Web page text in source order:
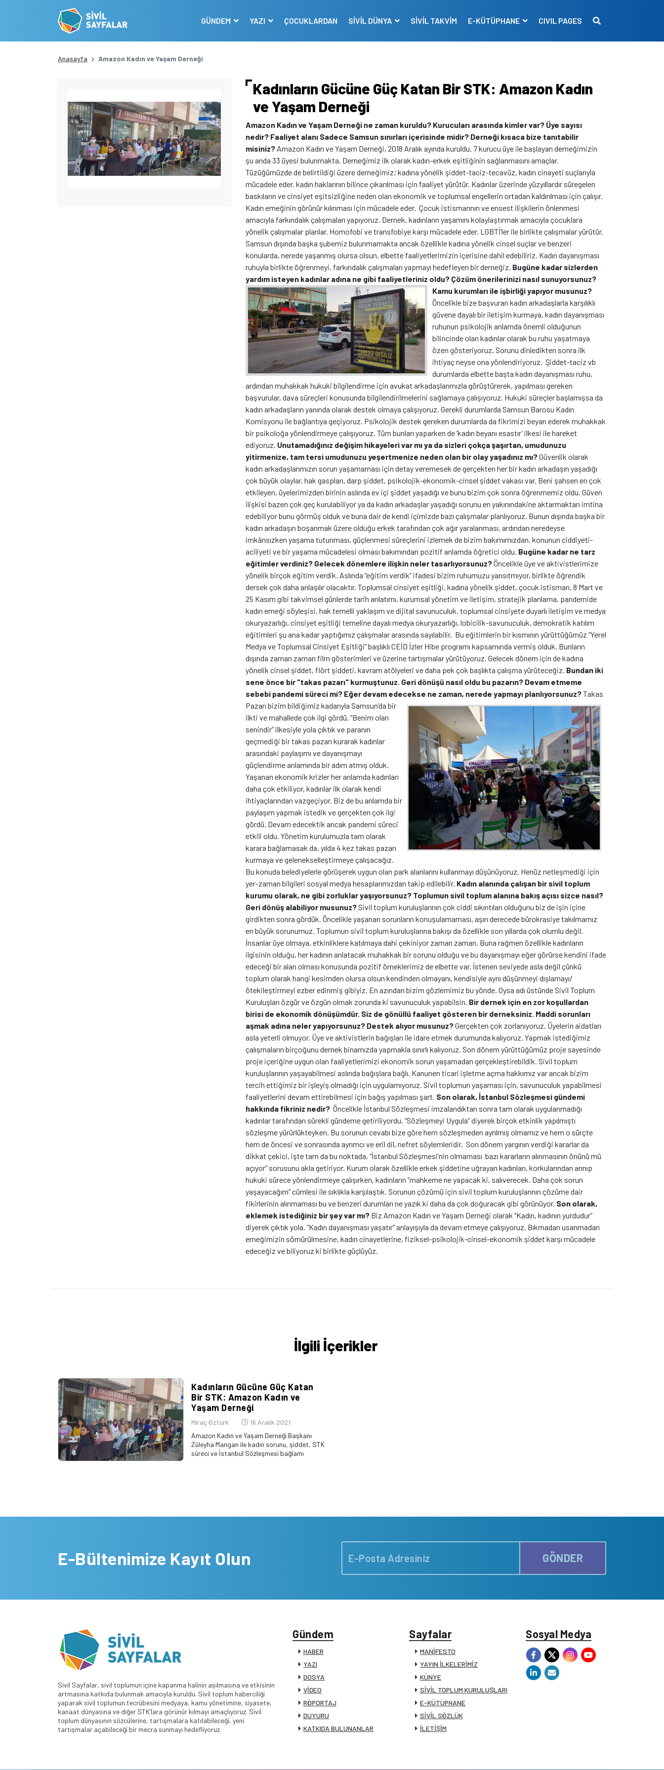
GÜNDEM YAZI ÇOCUKLARDAN SİVİL DÜNYA SİVİL TAKVİM E-KÜTÜPHANE CIVIL PAGES
Anasayfa Amazon Kadın ve Yaşam Derneği
Kadınların Gücüne Güç Katan Bir STK: Amazon Kadın
ve Yaşam Derneği
Amazon Kadın ve Yaşam Derneği ne zaman kuruldu? Kurucuları arasında kimler var? Üye sayısı
nedir? Faaliyet alanı Sadece Samsun sınırları içerisinde midir? Derneği kısaca bize tanıtabilir
misiniz? Amazon Kadın ve Yaşam Derneği, 2018 Aralık ayında kuruldu. 7 kurucu üye ile başlayan derneğimizin
şu anda 33 üyesi bulunmakta. Derneğimiz ilk olarak kadın-erkek eşitliğinin sağlanmasını amaçlar.
Tüzüğümüzde de belirtildiği üzere derneğimiz; kadına yönelik şiddet-taciz-tecavüz, kadın cinayeti suçlarıyla
mücadele eder, kadın haklarının bilince çıkarılması için faaliyet yürütür. Kadınlar üzerinde yüzyıllardır süregelen
baskıların ve cinsiyet eşitsizliğine neden olan ekonomik ve toplumsal engellerin ortadan kaldırılması için çalışır.
Kadın emeğinin görünür kılınması için mücadele eder. Çocuk istismarının ve ensest ilişkilerin önlenmesi
amacıyla farkındalık çalışmaları yapıyoruz. Dernek, kadınların yaşamını kolaylaştırmak amacıyla çocuklara
yönelik çalışmalar planlar. Homofobi ve transfobiye karşı mücadele eder. LGBTİ’ler ile birlikte çalışmalar yürütür.
Samsun dışında başka şubemiz bulunmamakta ancak özellikle kadına yönelik cinsel suçlar ve benzeri
konularda, nerede yaşanmış olursa olsun, elbette faaliyetlerimizin içerisine dahil edebiliriz. Kadın dayanışması
ruhuyla birlikte öğrenmeyi, farkındalık çalışmaları yapmayı hedefleyen bir derneğiz. Bugüne kadar sizlerden
yardım isteyen kadınlar adına ne gibi faaliyetleriniz oldu? Çözüm önerilerinizi nasıl sunuyorsunuz?
Kamu kurumları ile işbirliği yapıyor musunuz?
Öncelikle bize başvuran kadın arkadaşlarla karşılıklı
güvene dayalı bir iletişim kurmaya, kadın dayanışması
ruhunun psikolojik anlamda önemli olduğunun
bilincinde olan kadınlar olarak bu ruhu yaşatmaya
özen gösteriyoruz. Sorunu dinledikten sonra ilk
ihtiyaç neyse ona yönlendiriyoruz. Şiddet-taciz vb
durumlarda elbette başta kadın dayanışması ruhu,
ardından muhakkak hukuki bilgilendirme için avukat arkadaşlarımızla görüştürerek, yapılması gereken
başvurular, dava süreçleri konusunda bilgilendirilmelerini sağlamaya çalışıyoruz. Hukuki süreçler başlamışsa da
kadın arkadaşların yanında olarak destek olmaya çalışıyoruz. Gerekli durumlarda Samsun Barosu Kadın
Komisyonu ile bağlantıya geçiyoruz. Psikolojik destek gereken durumlarda da fikrimizi beyan ederek muhakkak
bir psikoloğa yönlendirmeye çalışıyoruz. Tüm bunları yaparken de ‘kadın beyanı esastır’ ilkesi ile hareket
ediyoruz. Unutamadığınız değişim hikayeleri var mı ya da sizleri çokça şaşırtan, umudunuzu
yitirmenize, tam tersi umudunuzu yeşertmenize neden olan bir olay yaşadınız mı?Güvenlik olarak
kadın arkadaşlarımızın sorun yaşamaması için detay veremesek de gerçekten her bir kadın arkadaşın yaşadığı
çok büyük olaylar, hak gaspları, darp şiddet, psikolojik-ekonomik-cinsel şiddet vakası var. Beni şahsen en çok
etkileyen, üyelerimizden birinin aslında ev içi şiddet yaşadığı ve bunu bizim çok sonra öğrenmemiz oldu. Güven
ilişkisi bazen çok geç kurulabiliyor ya da kadın arkadaşlar yaşadığı sorunu en yakınındakine aktarmaktan imtina
edebiliyor bunu görmüş olduk ve buna dair de kendi içimizde bazı çalışmalar planlıyoruz. Bunun dışında başka bir
kadın arkadaşın boşanmak üzere olduğu erkek tarafından çok ağır yaralanması, ardından neredeyse
imkânsızken yaşama tutunması, güçlenmesi süreçlerini izlemek de bizim bakımımızdan, konunun ciddiyeti-
aciliyeti ve bir yaşama mücadelesi olması bakımından pozitif anlamda öğretici oldu. Bugüne kadar ne tarz
eğitimler verdiniz? Gelecek dönemlere ilişkin neler tasarlıyorsunuz?Öncelikle üye ve aktivistlerimize
yönelik birçok eğitim verdik. Aslında “eğitim verdik” ifadesi bizim ruhumuzu yansıtmıyor, birlikte öğrendik
dersek çok daha anlaşılır olacaktır. Toplumsal cinsiyet eşitliği, kadına yönelik şiddet, çocuk istismarı, 8 Mart ve
25 Kasım gibi takvimsel günlerde tarih anlatımı, kurumsal yönetim ve iletişim, stratejik planlama, pandemide
kadın emeği söyleşisi, hak temelli yaklaşım ve dijital savunuculuk, toplumsal cinsiyete duyarlı iletişim ve medya
okuryazarlığı, cinsiyet eşitliği temeline dayalı medya okuryazarlığı, lobicilik-savunuculuk, demokratik katılım
eğitimleri şu ana kadar yaptığımız çalışmalar arasında sayılabilir. Bu eğitimlerin bir kısmının yürüttüğümüz “Yerel
Medya ve Toplumsal Cinsiyet Eşitliği” başlıklı CEİD İzler Hibe programı kapsamında vermiş olduk. Bunların
dışında zaman zaman film gösterimleri ve üzerine tartışmalar yürütüyoruz. Gelecek dönem için de kadına
yönelik cinsel şiddet, flört şiddeti, kavram atölyeleri ve daha pek çok başlıkta çalışma yürüteceğiz. Bundan iki
sene önce bir "takas pazarı" kurmuştunuz. Geri dönüşü nasıl oldu bu pazarın? Devam etmeme
sebebi pandemi süreci mi? Eğer devam edecekse ne zaman, nerede yapmayı planlıyorsunuz?Takas
Pazarı bizim bildiğimiz kadarıyla Samsun’da bir
ilkti ve mahallede çok ilgi gördü. “Benim olan
senindir” ilkesiyle yola çıktık ve paranın
geçmediği bir takas pazarı kurarak kadınlar
arasındaki paylaşımı ve dayanışmayı
güçlendirme anlamında bir adım atmış olduk.
Yaşanan ekonomik krizler her anlamda kadınları
daha çok etkiliyor, kadınlar ilk olarak kendi
ihtiyaçlarından vazgeçiyor. Biz de bu anlamda bir
paylaşım yapmak istedik ve gerçekten çok ilgi
gördü. Devam edecektik ancak pandemi süreci
etkili oldu. Yönetim kurulumuzla tam olarak
karara bağlamasak da, yılda 4 kez takas pazarı
kurmaya ve gelenekselleştirmeye çalışacağız.
Bu konuda belediyelerle görüşerek uygun olan park alanlarını kullanmayı düşünüyoruz. Henüz netleşmediği için
yer-zaman bilgileri sosyal medya hesaplarımızdan takip edilebilir. Kadın alanında çalışan bir sivil toplum
kurumu olarak, ne gibi zorluklar yaşıyorsunuz? Toplumun sivil toplum alanına bakış açısı sizce nasıl?
Geri dönüş alabiliyor musunuz? Sivil toplum kuruluşlarının çok ciddi sıkıntıları olduğunu biz de işin içine
girdikten sonra gördük. Öncelikle yaşanan sorunların konuşulamaması, aşırı derecede bürokrasiye takılmamız
en büyük sorunumuz. Toplumun sivil toplum kuruluşlarına bakışı da özellikle son yıllarda çok olumlu değil.
İnsanlar üye olmaya, etkinliklere katılmaya dahi çekiniyor zaman zaman. Buna rağmen özellikle kadınların
ilgisinin olduğu, her kadının anlatacak muhakkak bir sorunu olduğu ve bu dayanışmayı eğer görürse kendini ifade
edeceği bir alan olması konusunda pozitif örneklerimiz de elbette var. İstenen seviyede asla değil çünkü
toplum olarak hangi kesimden olursa olsun kendinden olmayanı, kendisiyle aynı düşünmeyi dışlamayı/
ötekileştirmeyi ezber edinmiş gibiyiz. En azından bizim gözlemimiz bu yönde. Oysa adı üstünde Sivil Toplum
Kuruluşları özgür ve özgün olmak zorunda ki savunuculuk yapabilsin. Bir dernek için en zor koşullardan
birisi de ekonomik dönüşümdür. Siz de gönüllü faaliyet gösteren bir derneksiniz. Maddi sorunları
aşmak adına neler yapıyorsunuz? Destek alıyor musunuz?Gerçekten çok zorlanıyoruz. Üyelerin aidatları
asla yeterli olmuyor. Üye ve aktivistlerin bağışları ile idare etmek durumunda kalıyoruz. Yapmak istediğimiz
çalışmaların birçoğunu dernek binamızda yapmakla sınırlı kalıyoruz. Son dönem yürüttüğümüz proje sayesinde
proje içeriğine uygun olan faaliyetlerimizi ekonomik sorun yaşamadan gerçekleştirebildik. Sivil toplum
kuruluşlarının yaşayabilmesi aslında bağışlara bağlı. Kanunen ticari işletme açma hakkımız var ancak bizim
tercih ettiğimiz bir işleyiş olmadığı için uygulamıyoruz. Sivil toplumun yaşaması için, savunuculuk yapabilmesi
faaliyetlerini devam ettirebilmesi için bağış yapılması şart. Son olarak, İstanbul Sözleşmesi gündemi
hakkında fikriniz nedir? Öncelikle İstanbul Sözleşmesi imzalandıktan sonra tam olarak uygulanmadığı
kadınlar tarafından sürekli gündeme getiriliyordu. “Sözleşmeyi Uygula” diyerek birçok etkinlik yapılmıştı
sözleşme yürürlükteyken. Bu sorunun cevabı bize göre hem sözleşmeden ayrılmış olmamız ve hem o sürçte
hem de öncesi ve sonrasında ayrımcı ve eril dil, nefret söylemleridir. Son dönem yargının verdiği kararlar da
dikkat çekici, işte tam da bu noktada, “İstanbul Sözleşmesi’nin olmaması bazı kararların alınmasının önünü mü
açıyor” sorusunu akla getiriyor. Kurum olarak özellikle erkek şiddetine uğrayan kadınları, korkularından arınıp
hukuki sürece yönlendirmeye çalışırken, kadınların “mahkeme ne yapacak ki, salıverecek. Daha çok sorun
yaşayacağım” cümlesi ile sıklıkla karşılaştık. Sorunun çözümü için sivil toplum kuruluşlarının çözüme dair
fikirlerinin alınmaması bu ve benzeri durumları ne yazık ki daha da çok doğuracak gibi görünüyor. Son olarak,
eklemek istediğiniz bir şey var mı? Biz Amazon Kadın ve Yaşam Derneği olarak “Kadın, kadının yurdudur”
diyerek çıktık yola. “Kadın dayanışması yaşatır” anlayışıyla da devam etmeye çalışıyoruz. Bıkmadan usanmadan
emeğimizin sömürülmesine, kadın cinayetlerine, fiziksel-psikolojik-cinsel-ekonomik şiddet karşı mücadele
edeceğiz ve biliyoruz ki birlikte güçlüyüz.
İlgili İçerikler
Kadınların Gücüne Güç Katan
Bir STK: Amazon Kadın ve
Yaşam Derneği
Miraç Öztürk
16 Aralık 2021
Amazon Kadın ve Yaşam Derneği Başkanı
Züleyha Mangan ile kadın sorunu, şiddet, STK
süreci ve İstanbul Sözleşmesi bağlamı
E-Bültenimize Kayıt Olun GÖNDER
Sivil Sayfalar, sivil toplumun içine kapanma halinin aşılmasına ve etkisinin
artmasına katkıda bulunmak amacıyla kuruldu. Sivil toplum haberciliği
yaparak sivil toplumun tecrübesini medyaya, kamu yönetimine, siyasete,
kanaat dünyasına ve diğer STK’lara görünür kılmayı amaçlıyoruz. Sivil
toplum dünyasının sözcülerine, tartışmalara katılabileceği, yeni
tartışmalar açabileceği bir mecra sunmayı hedefliyoruz.
Gündem
HABER
YAZI
DOSYA
VİDEO
RÖPORTAJ
DUYURU
KATKIDA BULUNANLAR
Sayfalar
MANİFESTO
YAYIN İLKELERİMİZ
KÜNYE
SİVİL TOPLUM KURULUŞLARI
E-KÜTÜPHANE
SİVİL SÖZLÜK
İLETİŞİM
Sosyal Medya